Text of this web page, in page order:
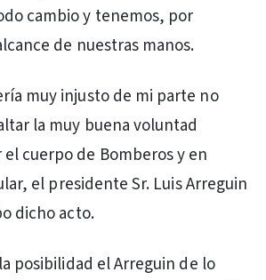
cambio y tenemos, por
de nuestras manos.
muy injusto de mi parte no
la muy buena voluntad
cuerpo de Bomberos y en
el presidente Sr. Luis Arreguin
dicho acto.
posibilidad el Arreguin de lo